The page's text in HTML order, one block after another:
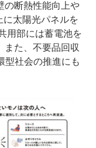
の断熱性能向上や
に太陽光パネルを
用部には蓄電池を
また、不要品回収
型社会の推進にも